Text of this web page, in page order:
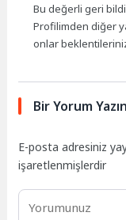
Bu değerli geri
Profilimden diğer
onlar
Bir Yorum Yazın
E-posta adresiniz
işaretlenmişlerdir